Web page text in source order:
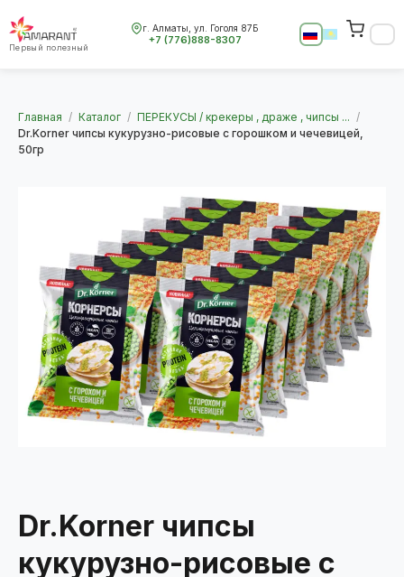
Первый полезный
г. Алматы, ул. Гоголя 87Б
+7 (776)888-8307
Главная / Каталог / ПЕРЕКУСЫ / крекеры , драже , чипсы ... /
Dr.Korner чипсы кукурузно-рисовые с горошком и чечевицей,
50гр
Dr.Korner чипсы
кукурузно-рисовые с